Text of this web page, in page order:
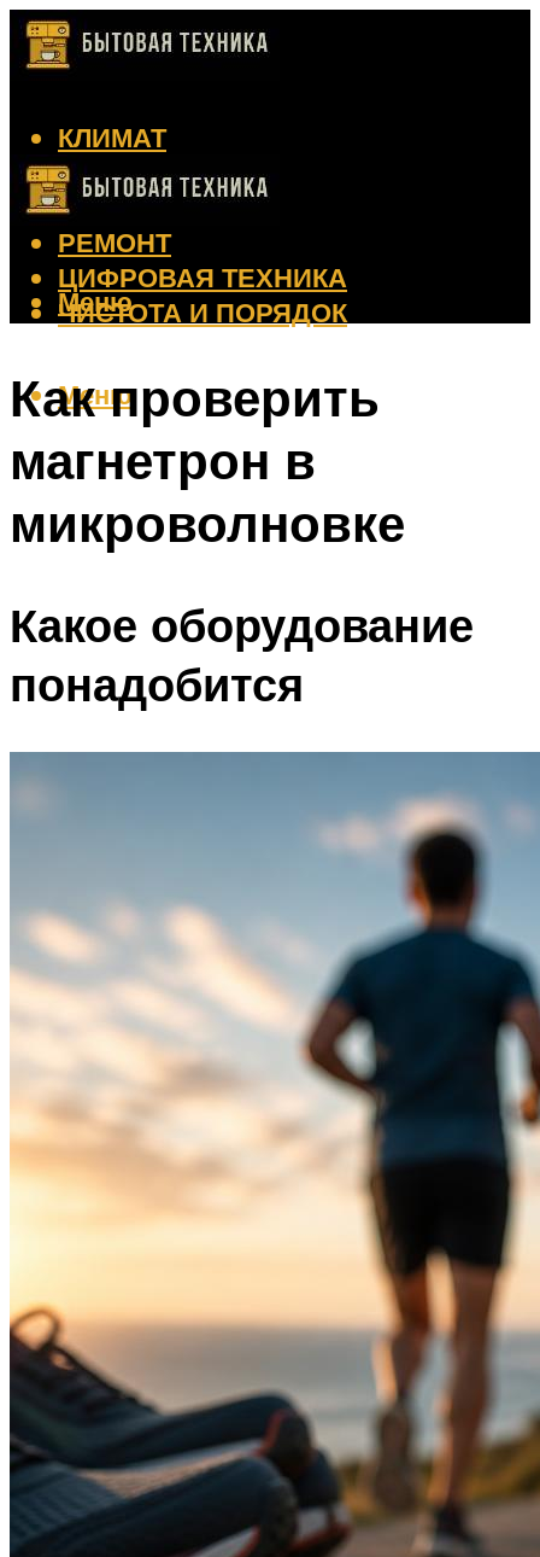
КЛИМАТ
КРАСОТА
КУХНЯ
РЕМОНТ
ЦИФРОВАЯ ТЕХНИКА
ЧИСТОТА И ПОРЯДОК
Меню
Меню
Как проверить
магнетрон в
микроволновке
Какое оборудование
понадобится